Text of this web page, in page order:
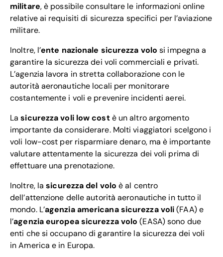
militare, è possibile consultare le informazioni online
relative ai requisiti di sicurezza specifici per l’aviazione
militare.
Inoltre, l’ente nazionale sicurezza volo si impegna a
garantire la sicurezza dei voli commerciali e privati.
L’agenzia lavora in stretta collaborazione con le
autorità aeronautiche locali per monitorare
costantemente i voli e prevenire incidenti aerei.
Lasicurezza voli low costè un altro argomento
importante da considerare. Molti viaggiatori scelgono i
voli low-cost per risparmiare denaro, ma è importante
valutare attentamente la sicurezza dei voli prima di
effettuare una prenotazione.
Inoltre, lasicurezza del volo è al centro
dell’attenzione delle autorità aeronautiche in tutto il
mondo. L’agenzia americana sicurezza voli(FAA) e
l’agenzia europea sicurezza volo (EASA) sono due
enti che si occupano di garantire la sicurezza dei voli
in America e in Europa.